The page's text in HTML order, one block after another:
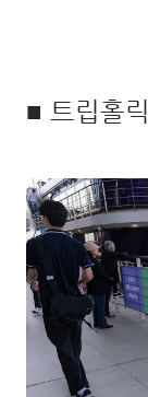
■ 트립홀